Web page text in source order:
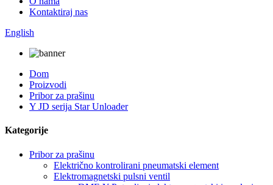
Kontaktiraj nas
English
Dom
Proizvodi
Pribor za prašinu
Y JD serija Star Unloader
Kategorije
Pribor za prašinu
Električno kontrolirani pneumatski element
Elektromagnetski pulsni ventil